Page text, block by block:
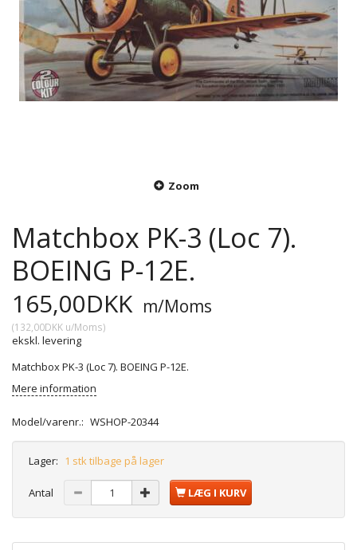
Zoom
Matchbox PK-3 (Loc 7).
BOEING P-12E.
165,00DKK m/Moms
(132,00DKK u/Moms)
ekskl. levering
Matchbox PK-3 (Loc 7). BOEING P-12E.
Mere information
Model/varenr.: WSHOP-20344
Lager: 1 stk tilbage på lager
Antal LÆG I KURV